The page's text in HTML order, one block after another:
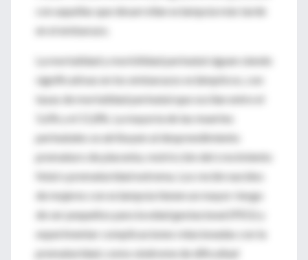
con aquellas que desarrollan eclampsia más tarde
en el embarazo.
La mortalidad y morbilidad perinatal siguen siendo
significativas en los embarazos eclámpticos, con
tasas de mortalidad perinatal que oscilan entre el
5,6% y el 11,8%. La mayoría de las muertes
perinatales se atribuyen al desprendimiento
prematuro de placenta, restricción del crecimiento
fetal o prematuridad extrema. Los recién nacidos
de mujeres con eclampsia tienen un mayor riesgo
de ser pequeños para la edad gestacional (PEG) y
experimentar complicaciones relacionadas con la
prematuridad, como síndrome de dificultad